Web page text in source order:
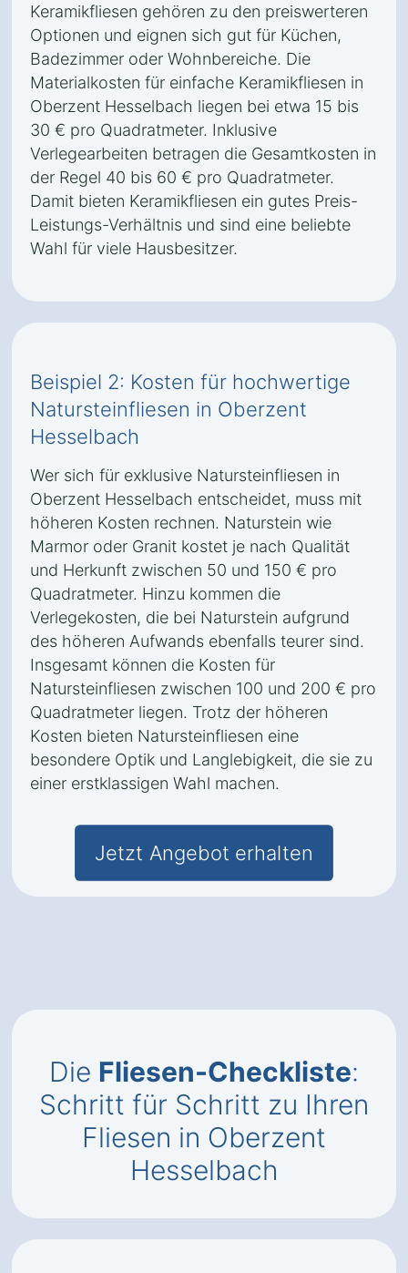
Keramikfliesen gehören zu den preiswerteren
Optionen und eignen sich gut für Küchen,
Badezimmer oder Wohnbereiche. Die
Materialkosten für einfache Keramikfliesen in
Oberzent Hesselbach liegen bei etwa 15 bis
30 € pro Quadratmeter. Inklusive
Verlegearbeiten betragen die Gesamtkosten in
der Regel 40 bis 60 € pro Quadratmeter.
Damit bieten Keramikfliesen ein gutes Preis-
Leistungs-Verhältnis und sind eine beliebte
Wahl für viele Hausbesitzer.
Beispiel 2: Kosten für hochwertige
Natursteinfliesen in Oberzent
Hesselbach
Wer sich für exklusive Natursteinfliesen in
Oberzent Hesselbach entscheidet, muss mit
höheren Kosten rechnen. Naturstein wie
Marmor oder Granit kostet je nach Qualität
und Herkunft zwischen 50 und 150 € pro
Quadratmeter. Hinzu kommen die
Verlegekosten, die bei Naturstein aufgrund
des höheren Aufwands ebenfalls teurer sind.
Insgesamt können die Kosten für
Natursteinfliesen zwischen 100 und 200 € pro
Quadratmeter liegen. Trotz der höheren
Kosten bieten Natursteinfliesen eine
besondere Optik und Langlebigkeit, die sie zu
einer erstklassigen Wahl machen.
Jetzt Angebot erhalten
Die Fliesen-Checkliste:
Schritt für Schritt zu Ihren
Fliesen in Oberzent
Hesselbach